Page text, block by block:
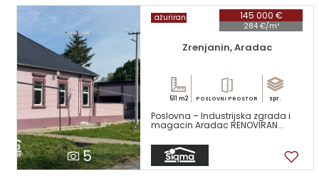
5
145 000 €
284 €/m²
ažuriran
Zrenjanin, Aradac
511 m2 POSLOVNI PROSTOR spr.
Poslovna – Industrijska zgrada i
magacin Aradac RENOVIRAN...